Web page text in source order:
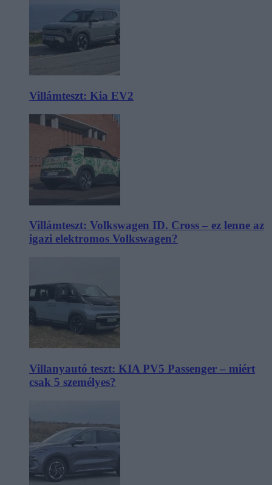
Villámteszt: Kia EV2
Villámteszt: Volkswagen ID. Cross – ez lenne az
igazi elektromos Volkswagen?
Villanyautó teszt: KIA PV5 Passenger – miért
csak 5 személyes?